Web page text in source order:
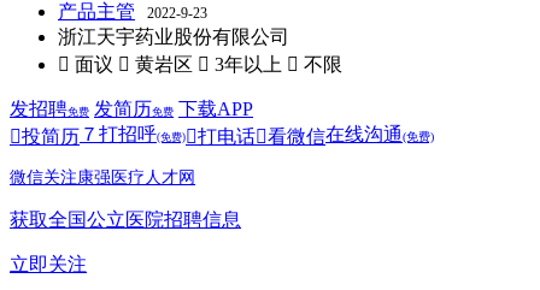
产品主管 2022-9-23
浙江天宇药业股份有限公司
 面议  黄岩区  3年以上  不限
发招聘免费 发简历免费 下载APP
投简历 ７ 打招呼(免费) 打电话看微信在线沟通(免费)
微信关注康强医疗人才网
获取全国公立医院招聘信息
立即关注